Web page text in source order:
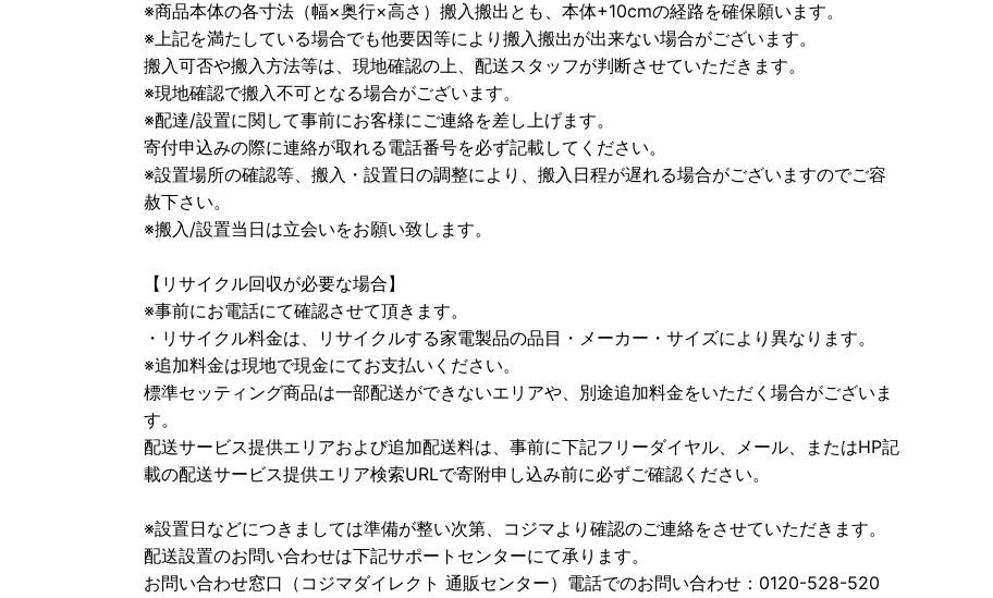
※商品本体の各寸法（幅×奥行×高さ）搬入搬出とも、本体+10cmの経路を確保願います。
※上記を満たしている場合でも他要因等により搬入搬出が出来ない場合がございます。
搬入可否や搬入方法等は、現地確認の上、配送スタッフが判断させていただきます。
※現地確認で搬入不可となる場合がございます。
※配達/設置に関して事前にお客様にご連絡を差し上げます。
寄付申込みの際に連絡が取れる電話番号を必ず記載してください。
※設置場所の確認等、搬入・設置日の調整により、搬入日程が遅れる場合がございますのでご容
赦下さい。
※搬入/設置当日は立会いをお願い致します。
【リサイクル回収が必要な場合】
※事前にお電話にて確認させて頂きます。
・リサイクル料金は、リサイクルする家電製品の品目・メーカー・サイズにより異なります。
※追加料金は現地で現金にてお支払いください。
標準セッティング商品は一部配送ができないエリアや、別途追加料金をいただく場合がございま
す。
配送サービス提供エリアおよび追加配送料は、事前に下記フリーダイヤル、メール、またはHP記
載の配送サービス提供エリア検索URLで寄附申し込み前に必ずご確認ください。
※設置日などにつきましては準備が整い次第、コジマより確認のご連絡をさせていただきます。
配送設置のお問い合わせは下記サポートセンターにて承ります。
お問い合わせ窓口（コジマダイレクト 通販センター）電話でのお問い合わせ：0120-528-520